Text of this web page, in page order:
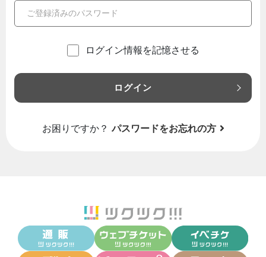
ログイン情報を記憶させる
ログイン
お困りですか？ パスワードをお忘れの方